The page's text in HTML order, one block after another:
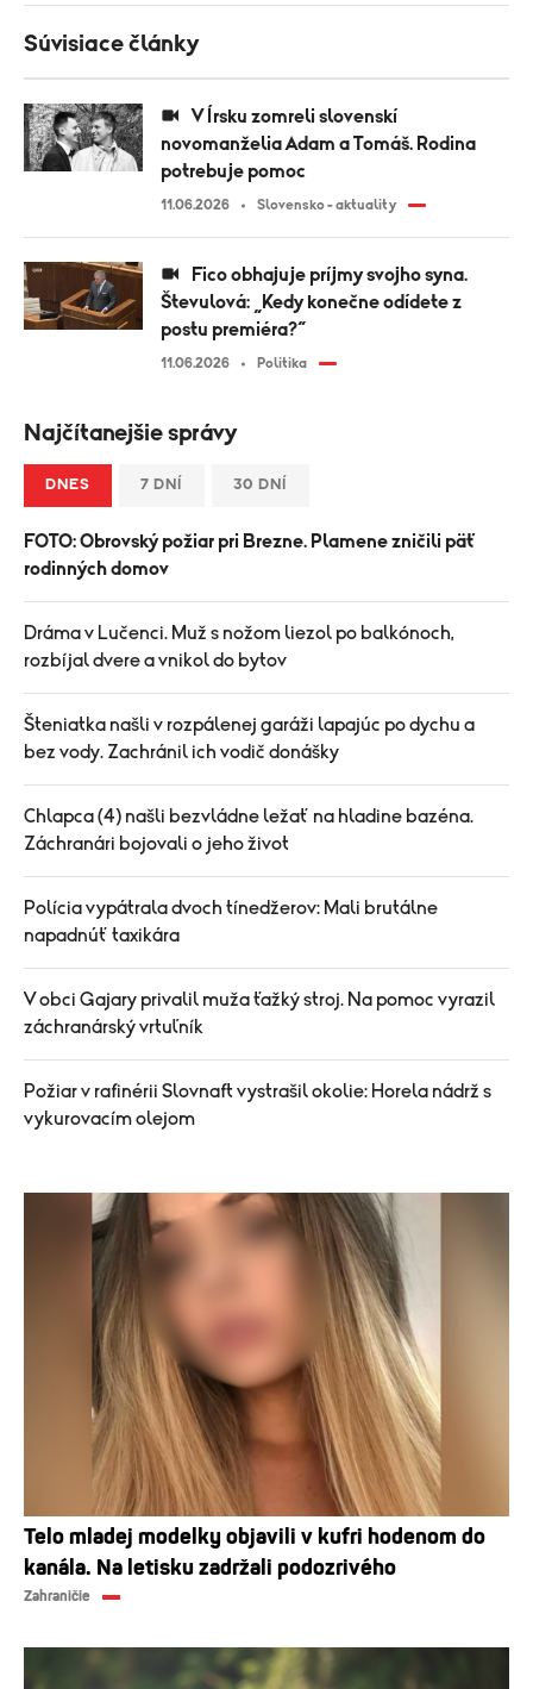
Súvisiace články
novomanželia Adam a Tomáš. Rodina
potrebuje pomoc
11.06.2026 Slovensko - aktuality
Števulová: „Kedy konečne odídete z
postu premiéra?“
11.06.2026 Politika
Najčítanejšie správy
DNES 7 DNÍ 30 DNÍ
FOTO: Obrovský požiar pri Brezne. Plamene zničili päť
rodinných domov
Dráma v Lučenci. Muž s nožom liezol po balkónoch,
rozbíjal dvere a vnikol do bytov
Šteniatka našli v rozpálenej garáži lapajúc po dychu a
bez vody. Zachránil ich vodič donášky
Chlapca (4) našli bezvládne ležať na hladine bazéna.
Záchranári bojovali o jeho život
Polícia vypátrala dvoch tínedžerov: Mali brutálne
napadnúť taxikára
V obci Gajary privalil muža ťažký stroj. Na pomoc vyrazil
záchranárský vrtuľník
Požiar v rafinérii Slovnaft vystrašil okolie: Horela nádrž s
vykurovacím olejom
Telo mladej modelky objavili v kufri hodenom do
kanála. Na letisku zadržali podozrivého
Zahraničie